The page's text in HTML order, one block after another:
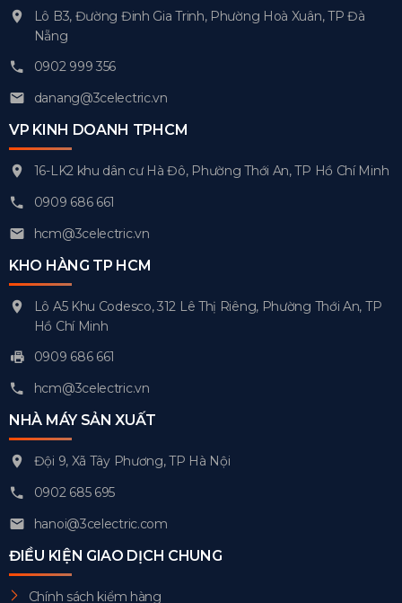
Lô B3, Đường Đinh Gia Trinh, Phường Hoà Xuân, TP Đà
Nẵng
0902 999 356
danang@3celectric.vn
VP KINH DOANH TPHCM
16-LK2 khu dân cư Hà Đô, Phường Thới An, TP Hồ Chí Minh
0909 686 661
hcm@3celectric.vn
KHO HÀNG TP HCM
Lô A5 Khu Codesco, 312 Lê Thị Riêng, Phường Thới An, TP
Hồ Chí Minh
0909 686 661
hcm@3celectric.vn
NHÀ MÁY SẢN XUẤT
Đội 9, Xã Tây Phương, TP Hà Nội
0902 685 695
hanoi@3celectric.com
ĐIỀU KIỆN GIAO DỊCH CHUNG
Chính sách kiểm hàng